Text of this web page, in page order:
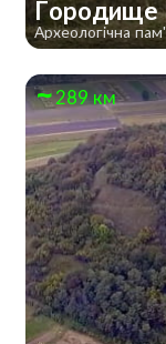
Городище
Археологічна
289 км